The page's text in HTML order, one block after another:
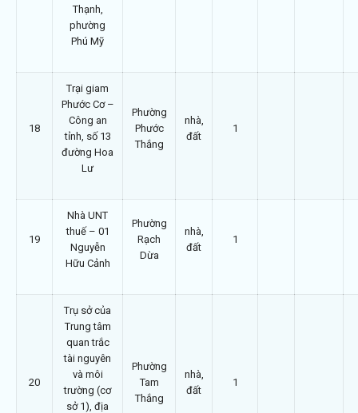
Thạnh,
phường
Phú Mỹ
18
Trại giam
Phước Cơ –
Công an
tỉnh, số 13
đường Hoa
Lư
Phường
Phước
Thắng
nhà,
đất
1
19
Nhà UNT
thuế – 01
Nguyễn
Hữu Cảnh
Phường
Rạch
Dừa
nhà,
đất
1
20
Trụ sở của
Trung tâm
quan trắc
tài nguyên
và môi
trường (cơ
sở 1), địa
Phường
Tam
Thắng
nhà,
đất
1